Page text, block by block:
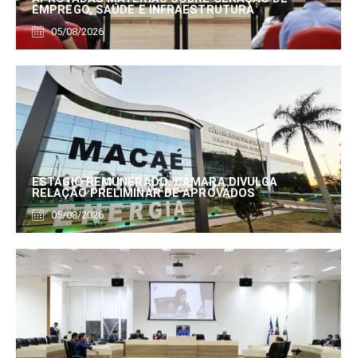
EMPREGO, SAÚDE E INFRAESTRUTURA
05/08/2026
ESTÁGIO REMUNERADO: CÂMARA DIVULGA
RELAÇÃO PRELIMINAR DE APROVADOS
05/08/2026